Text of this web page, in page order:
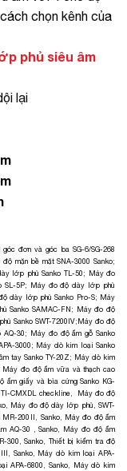
chọn kênh của
phủ siêu âm
lại
đơn và góc ba SG-6/SG-268
mặn bề mặt SNA-3000 Sanko;
lớp phủ Sanko TL-50; Máy đo
SL-5P; Máy đo độ dày lớp phủ
dày lớp phủ Sanko Pro-S; Máy
Sanko SAMAC-FN; Máy đo độ
Sanko SWT-7200Ⅳ;Máy đo độ
AQ-30; Máy đo độ ẩm gỗ Sanko
3000; Máy dò kim loại Sanko
tay Sanko TY-20Z; Máy dò kim
Máy đo độ ẩm vữa và thạch cao
ẩm giấy và bìa cứng Sanko KG-
CMXDL checkline,
Máy đo độ
Máy đo độ dày lớp phủ, SWT-
200Ⅱ, Sanko, Máy đo độ ẩm
AQ-30 , Sanko
Máy đo độ ẩm
300, Sanko
Thiết bị kiểm tra độ
Sanko, Máy dò kim loại APA-
APA-6800, Sanko,
Máy dò kim